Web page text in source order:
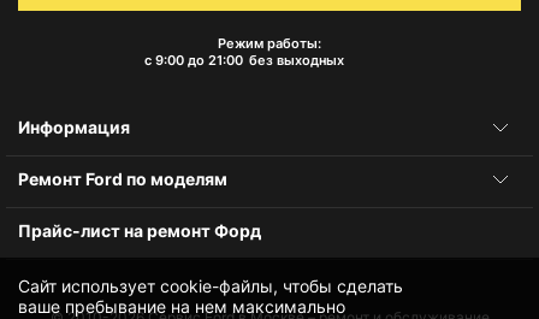
Сайт использует cookie-файлы, чтобы сделать
ваше пребывание на нем максимально
Режим работы:
с 9:00 до 21:00 без выходных
Информация
Ремонт Ford по моделям
Прайс-лист на ремонт Форд